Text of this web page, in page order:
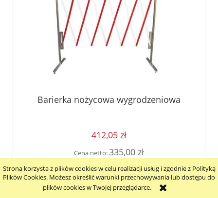
Strona korzysta z plików cookies w celu realizacji usług i zgodnie z Polityką
Plików Cookies. Możesz określić warunki przechowywania lub dostępu do
plików cookies w Twojej przeglądarce.
Barierka nożycowa wygrodzeniowa
412,05 zł
Cena netto:335,00 zł
do koszyka